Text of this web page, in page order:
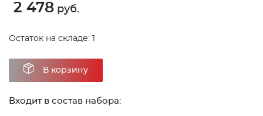
2 478 руб.
Остаток на складе: 1
В корзину
Входит в состав набора: